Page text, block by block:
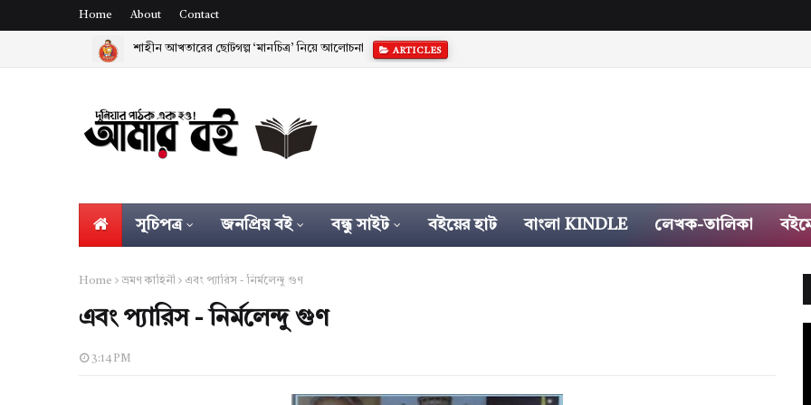
Home About Contact
শাহীন আখতারের ছোটগল্প ‘মানচিত্র’ নিয়ে আলোচনা
নির্বাচিত প্রবন্ধ - হুমায়ুন আজাদ ARTICLES
সূচিপত্র জনপ্রিয় বই বন্ধু সাইট বইয়ের হাট বাংলা KINDLE লেখক-তালিকা
Home ভ্রমণ কাহিনী এবং প্যারিস - নির্মলেন্দু গুণ
এবং প্যারিস - নির্মলেন্দু গুণ
3:14 PM